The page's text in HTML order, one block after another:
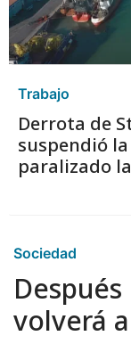
Trabajo
Derrota de
suspendió
paralizado
Sociedad
volverá